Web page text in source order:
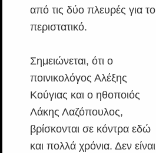
από τις δύο πλευρές για το
περιστατικό.
Σημειώνεται, ότι ο
ποινικολόγος Αλέξης
Κούγιας και ο ηθοποιός
Λάκης Λαζόπουλος,
βρίσκονται σε κόντρα εδώ
και πολλά χρόνια. Δεν είναι